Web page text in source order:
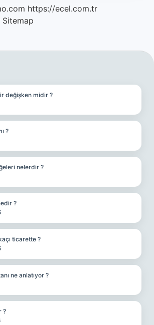
https://ecel.com.tr
Sitemap
değişken midir ?
?
nelerdir ?
?
ticarette ?
ne anlatıyor ?
?